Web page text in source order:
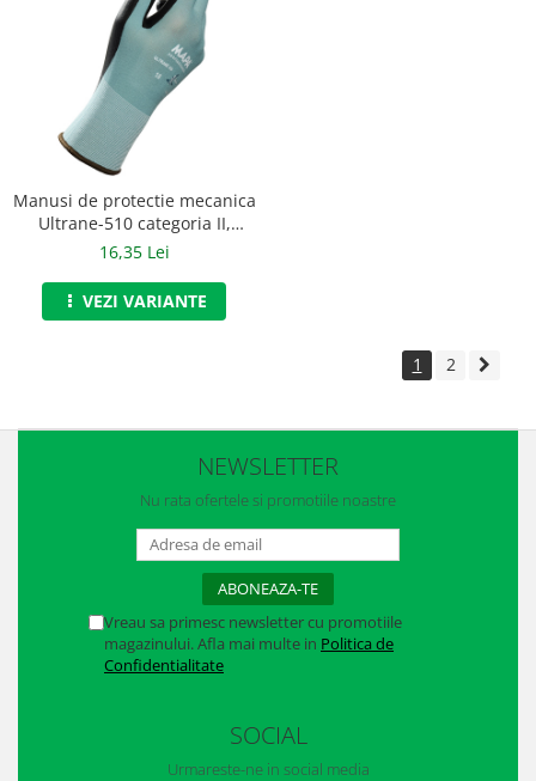
Manusi de protectie mecanica
Ultrane-510 categoria II,
art.C902
16,35 Lei
VEZI VARIANTE
1 2
NEWSLETTER
Nu rata ofertele si promotiile noastre
Vreau sa primesc newsletter cu promotiile
magazinului. Afla mai multe in Politica de
Confidentialitate
SOCIAL
Urmareste-ne in social media